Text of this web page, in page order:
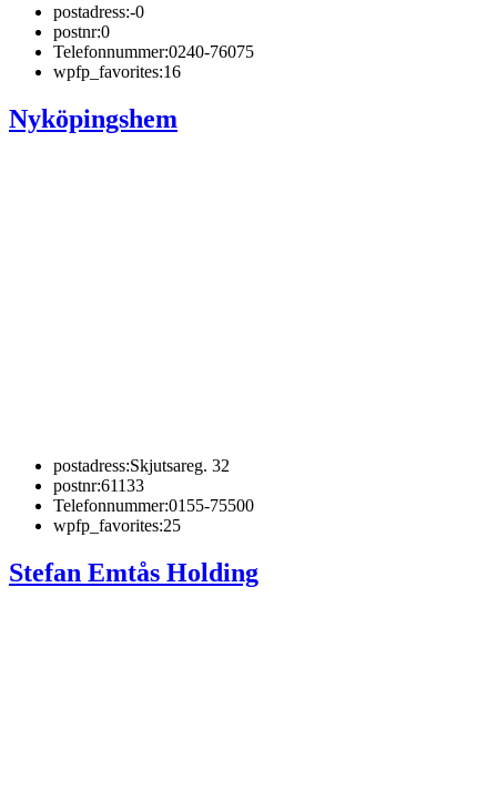
postadress:-0
postnr:0
Telefonnummer:0240-76075
wpfp_favorites:16
Nyköpingshem
postadress:Skjutsareg. 32
postnr:61133
Telefonnummer:0155-75500
wpfp_favorites:25
Stefan Emtås Holding